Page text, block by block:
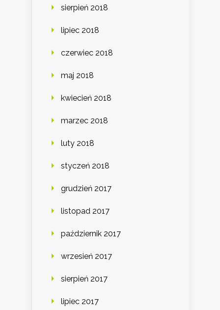
sierpień 2018
lipiec 2018
czerwiec 2018
maj 2018
kwiecień 2018
marzec 2018
luty 2018
styczeń 2018
grudzień 2017
listopad 2017
październik 2017
wrzesień 2017
sierpień 2017
lipiec 2017